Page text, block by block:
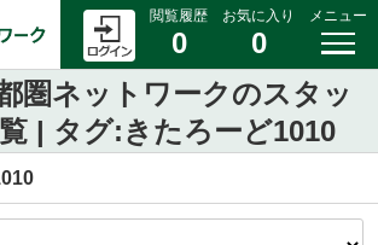
閲覧履歴
0
お気に入り
0
メニュー
圏ネットワークのスタッ
| タグ:きたろーど1010